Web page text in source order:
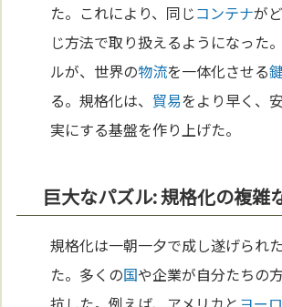
た。これにより、同じコンテナが
じ方法で取り扱えるようになった
ルが、世界の物流を一体化させる
る。規格化は、貿易をより早く、
実にする基盤を作り上げた。
巨大なパズル: 規格化の複雑
規格化は一朝一夕で成し遂げられ
た。多くの国や企業が自分たちの